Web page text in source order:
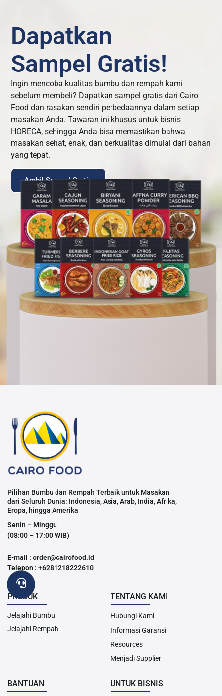
Dapatkan
Sampel Gratis!
Ingin mencoba kualitas bumbu dan rempah kami
sebelum membeli? Dapatkan sampel gratis dari Cairo
Food dan rasakan sendiri perbedaannya dalam setiap
masakan Anda. Tawaran ini khusus untuk bisnis
HORECA, sehingga Anda bisa memastikan bahwa
masakan sehat, enak, dan berkualitas dimulai dari bahan
yang tepat.
Ambil Sampel Gratis
Pilihan Bumbu dan Rempah Terbaik untuk Masakan
dari Seluruh Dunia: Indonesia, Asia, Arab, India, Afrika,
Eropa, hingga Amerika
Senin – Minggu
(08:00 – 17:00 WIB)
E-mail : order@cairofood.id
Telepon : +6281218222610
PRODUK
Jelajahi Bumbu
Jelajahi Rempah
TENTANG KAMI
Hubungi Kami
Informasi Garansi
Resources
Menjadi Supplier
BANTUAN UNTUK BISNIS